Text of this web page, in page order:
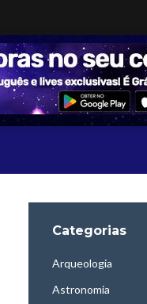
Categorias
Arqueologia
Astronomia